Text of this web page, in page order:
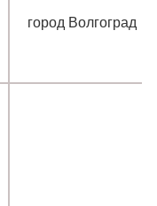
город Волгоград